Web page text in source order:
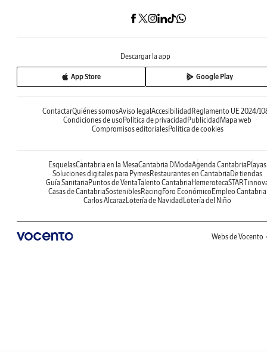
Descargar la app
App Store Google Play
ContactarQuiénes somosAviso legalAccesibilidadReglamento UE 2024/
Condiciones de usoPolítica de privacidadPublicidadMapa web
Compromisos editorialesPolítica de cookies
EsquelasCantabria en la MesaCantabria DModaAgenda CantabriaPlayas
Soluciones digitales para PymesRestaurantes en CantabriaDe tiendas
Guía SanitariaPuntos de VentaTalento CantabriaHemeroteca
Casas de CantabriaSosteniblesRacingForo EconómicoEmpleo Cantabria
Carlos AlcarazLotería de NavidadLotería del Niño
Webs de Vocento